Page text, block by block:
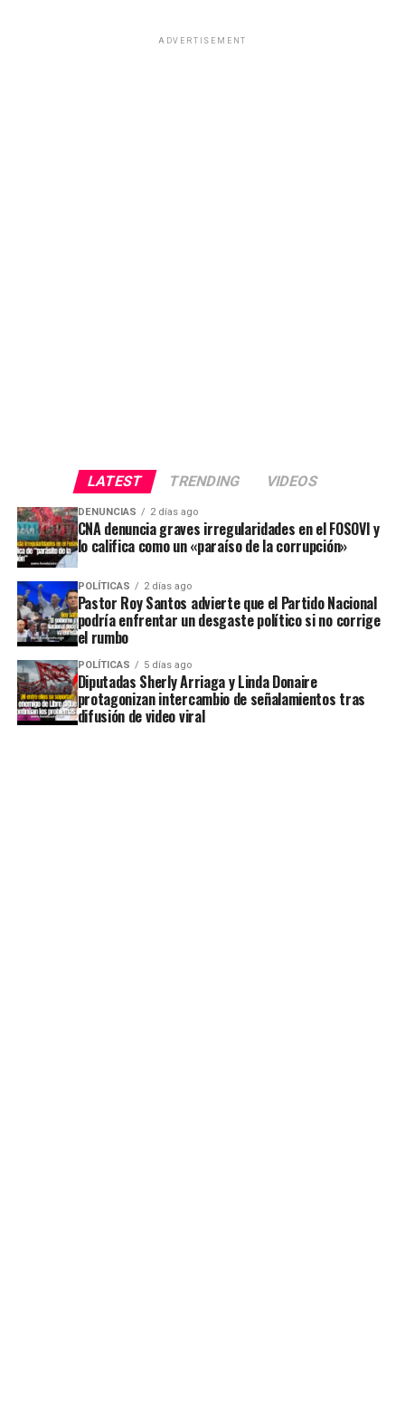
ADVERTISEMENT
LATEST TRENDING VIDEOS
DENUNCIAS 2 días ago
CNA denuncia graves irregularidades en el FOSOVI y
lo califica como un «paraíso de la corrupción»
POLÍTICAS 2 días ago
Pastor Roy Santos advierte que el Partido Nacional
podría enfrentar un desgaste político si no corrige
el rumbo
POLÍTICAS 5 días ago
Diputadas Sherly Arriaga y Linda Donaire
protagonizan intercambio de señalamientos tras
difusión de video viral